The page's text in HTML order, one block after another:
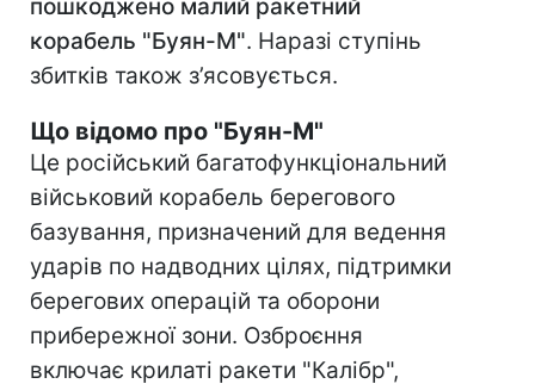
пошкоджено малий ракетний
корабель "Буян-М". Наразі ступінь
збитків також з’ясовується.
Що відомо про "Буян-М"
Це російський багатофункціональний
військовий корабель берегового
базування, призначений для ведення
ударів по надводних цілях, підтримки
берегових операцій та оборони
прибережної зони. Озброєння
включає крилаті ракети "Калібр",